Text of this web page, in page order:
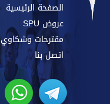
الصفحة الرئيسية
عروض SPU
مقترحات وشكاوي
اتصل بنا